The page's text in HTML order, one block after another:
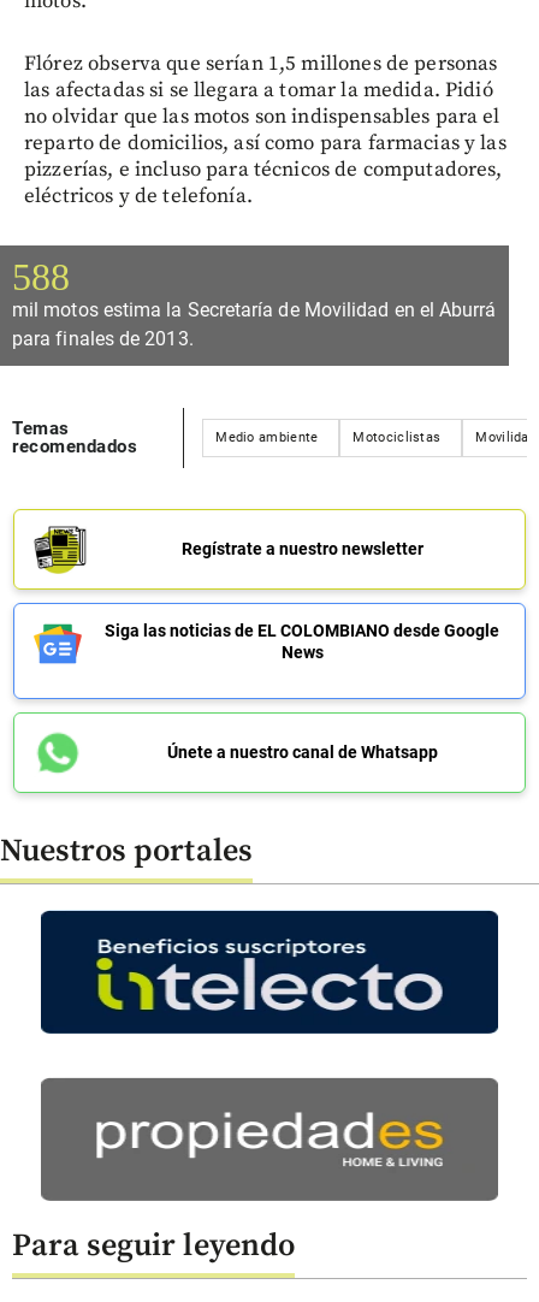
Flórez observa que serían 1,5 millones de personas
las afectadas si se llegara a tomar la medida. Pidió
no olvidar que las motos son indispensables para el
reparto de domicilios, así como para farmacias y las
pizzerías, e incluso para técnicos de computadores,
eléctricos y de telefonía.
588
mil motos estima la Secretaría de Movilidad en el Aburrá
para finales de 2013.
Temas
recomendados
Medio ambiente Motociclistas Movilidad
Regístrate a nuestro newsletter
Siga las noticias de EL COLOMBIANO desde Google
News
Únete a nuestro canal de Whatsapp
Nuestros portales
Para seguir leyendo